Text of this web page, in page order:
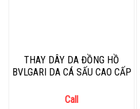
THAY DÂY DA ĐỒNG HỒ
BVLGARI DA CÁ SẤU CAO CẤP
Call